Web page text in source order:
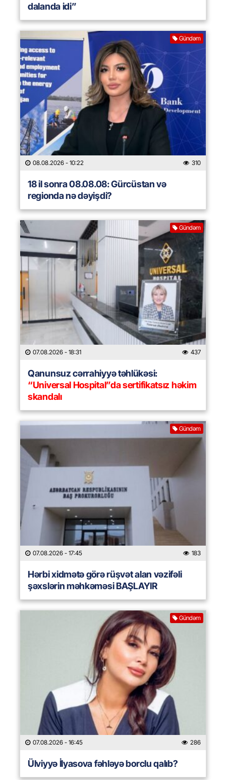
dalanda idi”
Gündəm
08.08.2026 - 10:22 310
18 il sonra 08.08.08: Gürcüstan və
regionda nə dəyişdi?
Gündəm
07.08.2026 - 18:31 437
Qanunsuz cərrahiyyə təhlükəsi:
“Universal Hospital”da sertifikatsız həkim
skandalı
Gündəm
07.08.2026 - 17:45 183
Hərbi xidmətə görə rüşvət alan vəzifəli
şəxslərin məhkəməsi BAŞLAYIR
Gündəm
07.08.2026 - 16:45 286
Ülviyyə İlyasova fəhləyə borclu qalıb?